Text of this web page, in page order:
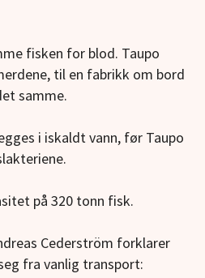
fisken for blod. Taupo
til en fabrikk om bord
samme.
i iskaldt vann, før Taupo
på 320 tonn fisk.
Cederström forklarer
fra vanlig transport: